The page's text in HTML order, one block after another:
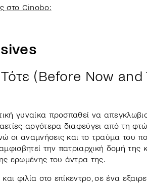
στο Cinobo:
Τότε (Before Now and
γυναίκα προσπαθεί να
αργότερα διαφεύγει από τη
οι αναμνήσεις και το τραύμα του
αμφισβητεί την πατριαρχική δομή
ερωμένης του άντρα της.
φιλία στο επίκεντρο, σε ένα